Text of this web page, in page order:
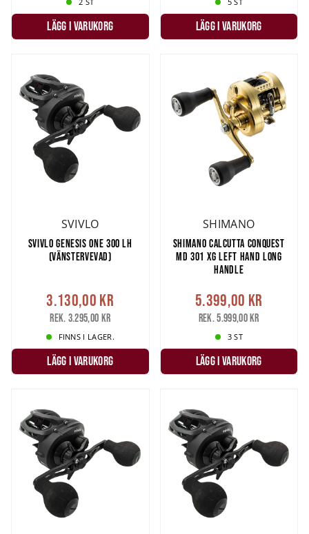
LÄGG I VARUKORG LÄGG I VARUKORG
SVIVLO
SVIVLO GENESIS ONE 300 LH
(VÄNSTERVEVAD)
3.130,00 kr
Rek. 3.295,00 kr
FINNS I LAGER.
LÄGG I VARUKORG
SHIMANO
SHIMANO CALCUTTA CONQUEST
MD 301 XG LEFT HAND LONG
HANDLE
5.399,00 kr
Rek. 5.999,00 kr
3 ST
LÄGG I VARUKORG